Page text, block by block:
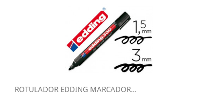
ROTULADOR EDDING MARCADOR...